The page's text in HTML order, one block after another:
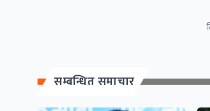
सम्बन्धित समाचार